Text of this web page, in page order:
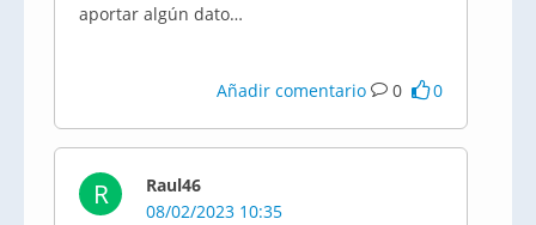
aportar algún dato…
Añadir comentario 0 0
R
Raul46
08/02/2023 10:35